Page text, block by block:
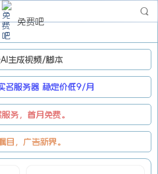
免费吧
AI生成视频/脚本
名服务器 稳定价低9/月
务，首月免费。
目，广告新界。